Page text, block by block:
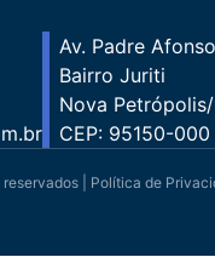
Av. Padre
Bairro Juriti
Nova Petrópolis/
CEP: 95150-000
| Política de